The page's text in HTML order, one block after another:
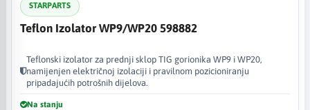
STARPARTS
Teflon Izolator WP9/WP20 598882
Teflonski izolator za prednji sklop TIG gorionika WP9 i WP20,
namijenjen električnoj izolaciji i pravilnom pozicioniranju
pripadajućih potrošnih dijelova.
Na stanju